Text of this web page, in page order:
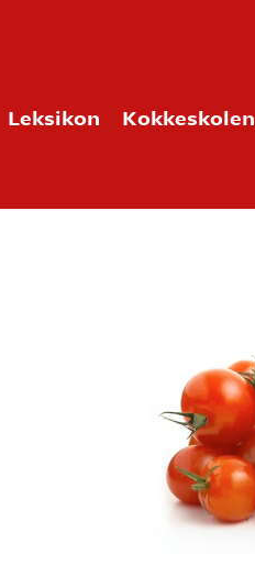
Leksikon Kokkeskolen